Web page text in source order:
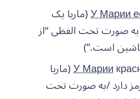
У Мариимашина (ماریا یک
صورت تحت الفظی “از
است.”)
У Мариикрасная машина (ماریا
دارد /به صورت تحت